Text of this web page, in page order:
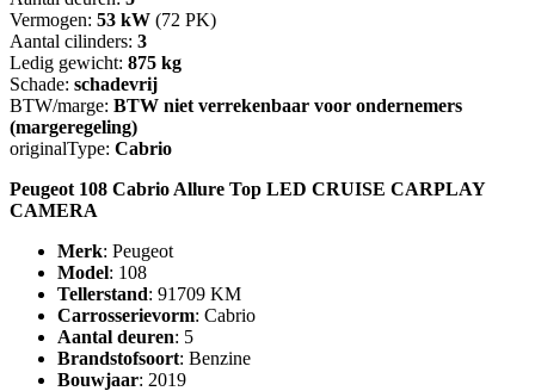
Vermogen: 53 kW (72 PK)
Aantal cilinders: 3
Ledig gewicht: 875 kg
Schade: schadevrij
BTW/marge: BTW niet verrekenbaar voor ondernemers
(margeregeling)
originalType: Cabrio
Peugeot 108 Cabrio Allure Top LED CRUISE CARPLAY
CAMERA
Merk: Peugeot
Model: 108
Tellerstand: 91709 KM
Carrosserievorm: Cabrio
Aantal deuren: 5
Brandstofsoort: Benzine
Bouwjaar: 2019